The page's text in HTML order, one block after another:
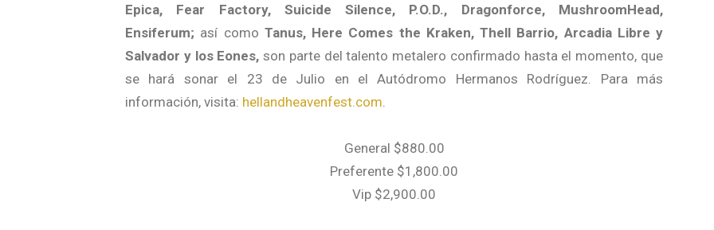
Epica, Fear Factory, Suicide Silence, P.O.D., Dragonforce, MushroomHead,
Ensiferum; así como Tanus, Here Comes the Kraken, Thell Barrio, Arcadia Libre y
Salvador y los Eones, son parte del talento metalero confirmado hasta el momento, que
se hará sonar el 23 de Julio en el Autódromo Hermanos Rodríguez. Para más
información, visita: hellandheavenfest.com
General $880.00
Preferente $1,800.00
Vip $2,900.00